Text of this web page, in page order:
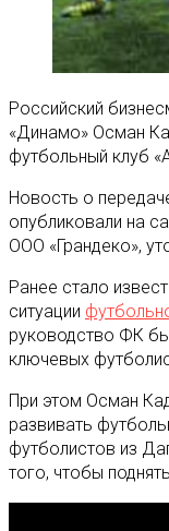
Российский
«Динамо» Осман
футбольный клуб
Новость о
опубликовали на
ООО «Грандеко»,
Ранее стало
ситуации
руководство ФК
ключевых
При этом Осман
развивать
футболистов из
того, чтобы